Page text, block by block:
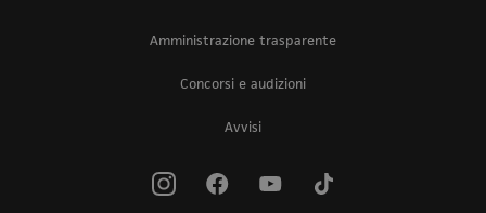
Amministrazione trasparente
Concorsi e audizioni
Avvisi